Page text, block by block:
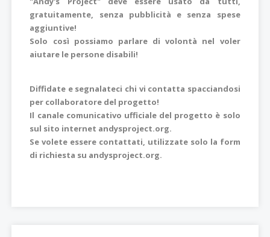
gratuitamente, senza pubblicità e senza spese
aggiuntive!
Solo così possiamo parlare di volontà nel voler
aiutare le persone disabili!
Diffidate e segnalateci chi vi contatta spacciandosi
per collaboratore del progetto!
Il canale comunicativo ufficiale del progetto è solo
sul sito internet andysproject.org.
Se volete essere contattati, utilizzate solo la form
di richiesta su andysproject.org.